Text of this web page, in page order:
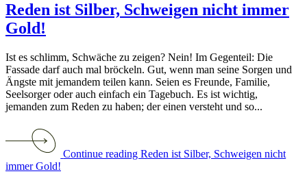
Reden ist Silber, Schweigen nicht immer
Gold!
Ist es schlimm, Schwäche zu zeigen? Nein! Im Gegenteil: Die
Fassade darf auch mal bröckeln. Gut, wenn man seine Sorgen und
Ängste mit jemandem teilen kann. Seien es Freunde, Familie,
Seelsorger oder auch einfach ein Tagebuch. Es ist wichtig,
jemanden zum Reden zu haben; der einen versteht und so...
Continue reading Reden ist Silber, Schweigen nicht
immer Gold!